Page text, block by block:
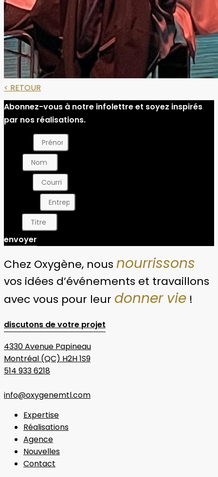
< RETOUR
Abonnez-vous à notre infolettre et soyez inspirés
par nos réalisations.
envoyer
Chez Oxygène, nous nourrissons
vos idées d’événements et travaillons
avec vous pour leur donner vie !
discutons de votre projet
4330 Avenue Papineau
Montréal (QC) H2H 1S9
514 933 6218
info@oxygenemtl.com
Expertise
Réalisations
Agence
Nouvelles
Contact